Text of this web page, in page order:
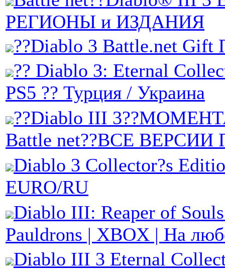
РЕГИОНЫ и ИЗДАНИЯ
??Diablo 3 Battle.net Gift
?? Diablo 3: Eternal
PS5 ?? Турция / Украина
??Diablo III
Battle net??ВСЕ ВЕРСИИ
Diablo 3 Collector?s
EURO/RU
Diablo III: Reaper of
Pauldrons | XBOX | На
Diablo III 3 Eternal